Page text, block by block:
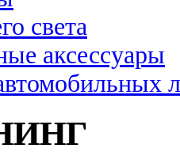
света
аксессуары